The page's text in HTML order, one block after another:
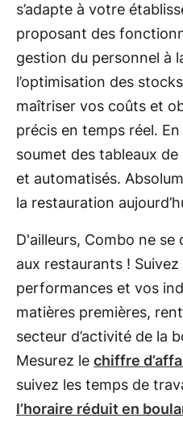
s’adapte à votre
proposant des
gestion du personnel à
l’optimisation des
maîtriser vos coûts et
précis en temps réel.
soumet des tableaux
et automatisés.
la restauration
D'ailleurs, Combo ne se
aux restaurants ! Suivez
performances et vos
matières premières,
secteur d’activité de la
Mesurez le chiffre
suivez les temps de
l’horaire réduit en